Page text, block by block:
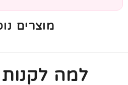
מוצרים
למה לקנות